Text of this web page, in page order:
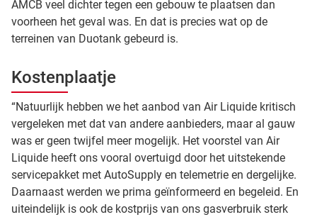
AMCB veel dichter tegen een gebouw te plaatsen dan
voorheen het geval was. En dat is precies wat op de
terreinen van Duotank gebeurd is.
Kostenplaatje
“Natuurlijk hebben we het aanbod van Air Liquide kritisch
vergeleken met dat van andere aanbieders, maar al gauw
was er geen twijfel meer mogelijk. Het voorstel van Air
Liquide heeft ons vooral overtuigd door het uitstekende
servicepakket met AutoSupply en telemetrie en dergelijke.
Daarnaast werden we prima geïnformeerd en begeleid. En
uiteindelijk is ook de kostprijs van ons gasverbruik sterk